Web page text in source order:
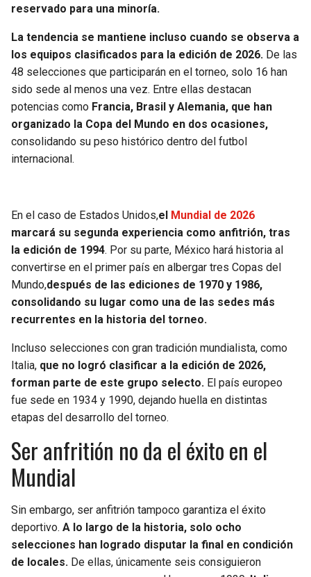
reservado para una minoría.
La tendencia se mantiene incluso cuando se observa a
los equipos clasificados para la edición de 2026. De las
48 selecciones que participarán en el torneo, solo 16 han
sido sede al menos una vez. Entre ellas destacan
potencias como Francia, Brasil y Alemania, que han
organizado la Copa del Mundo en dos ocasiones,
consolidando su peso histórico dentro del futbol
internacional.
En el caso de Estados Unidos,el
Mundial de 2026
marcará su segunda experiencia como anfitrión, tras
la edición de 1994. Por su parte, México hará historia al
convertirse en el primer país en albergar tres Copas del
Mundo,después de las ediciones de 1970 y 1986,
consolidando su lugar como una de las sedes más
recurrentes en la historia del torneo.
Incluso selecciones con gran tradición mundialista, como
Italia, que no logró clasificar a la edición de 2026,
forman parte de este grupo selecto. El país europeo
fue sede en 1934 y 1990, dejando huella en distintas
etapas del desarrollo del torneo.
Ser anfritión no da el éxito en el
Mundial
Sin embargo, ser anfitrión tampoco garantiza el éxito
deportivo. A lo largo de la historia, solo ocho
selecciones han logrado disputar la final en condición
de locales. De ellas, únicamente seis consiguieron